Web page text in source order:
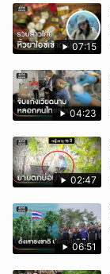
07:15
04:23
02:47
06:51